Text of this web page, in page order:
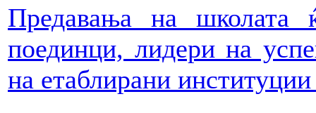
Предавања на школата
поединци, лидери на
на етаблирани